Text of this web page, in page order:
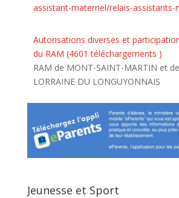
assistant-maternel/relais-assistants-
Autorisations diverses et
du RAM (4601 téléchargements )
RAM de MONT-SAINT-MARTIN et
LORRAINE DU LONGUYONNAIS
Jeunesse et Sport